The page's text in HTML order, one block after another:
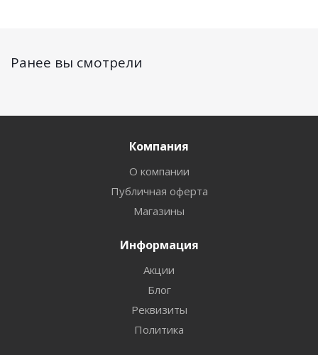
Ранее вы смотрели
Компания
О компании
Публичная оферта
Магазины
Информация
Акции
Блог
Реквизиты
Политика